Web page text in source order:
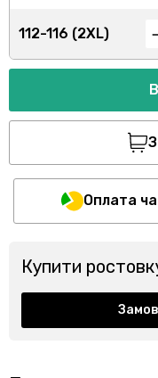
112-116 (2XL)
Оплата
Купити